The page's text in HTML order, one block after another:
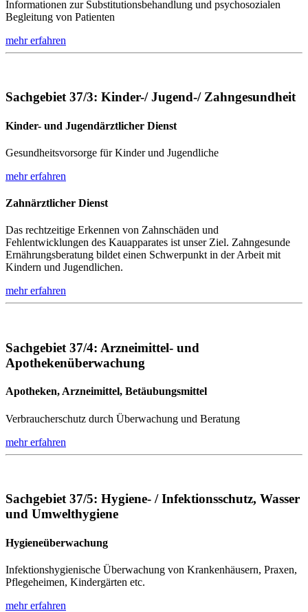
Informationen zur Substitutionsbehandlung und psychosozialen
Begleitung von Patienten
mehr erfahren
Sachgebiet 37/3: Kinder-/ Jugend-/ Zahngesundheit
Kinder- und Jugendärztlicher Dienst
Gesundheitsvorsorge für Kinder und Jugendliche
mehr erfahren
Zahnärztlicher Dienst
Das rechtzeitige Erkennen von Zahnschäden und
Fehlentwicklungen des Kauapparates ist unser Ziel. Zahngesunde
Ernährungsberatung bildet einen Schwerpunkt in der Arbeit mit
Kindern und Jugendlichen.
mehr erfahren
Sachgebiet 37/4: Arzneimittel- und
Apothekenüberwachung
Apotheken, Arzneimittel, Betäubungsmittel
Verbraucherschutz durch Überwachung und Beratung
mehr erfahren
Sachgebiet 37/5: Hygiene- / Infektionsschutz, Wasser
und Umwelthygiene
Hygieneüberwachung
Infektionshygienische Überwachung von Krankenhäusern, Praxen,
Pflegeheimen, Kindergärten etc.
mehr erfahren